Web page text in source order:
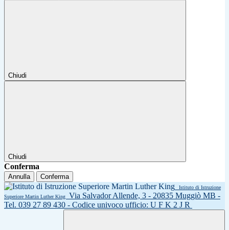
Chiudi
Chiudi
Conferma
Annulla Conferma
Istituto di Istruzione
Superiore Martin Luther King
Via Salvador Allende, 3 - 20835 Muggiò MB -
Tel. 039 27 89 430 - Codice univoco ufficio: U F K 2 J R